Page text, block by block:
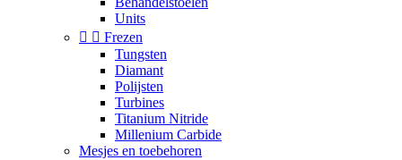
Units
  Frezen
Tungsten
Diamant
Polijsten
Turbines
Titanium Nitride
Millenium Carbide
Mesjes en toebehoren